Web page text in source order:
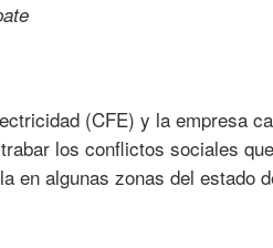
(CFE) y la empresa
los conflictos sociales
en algunas zonas del estado